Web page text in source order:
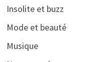
Insolite et buzz
Mode et beauté
Musique